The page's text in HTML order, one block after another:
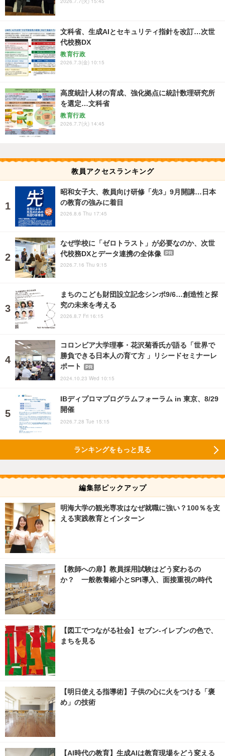
文科省、生成AIとセキュリティ指針を改訂…次世
代校務DX
教育行政
2026.7.3(金) 10:15
高度統計人材の育成、強化拠点に統計数理研究所
を選定…文科省
教育行政
2026.7.7(火) 14:45
教員アクセスランキング
昭和女子大、教員向け研修「先3」9月開講…日本
の教育の強みに着目
2026.8.6 Thu 17:45
なぜ学校に「ゼロトラスト」が必要なのか、次世
代校務DXとデータ連携の全体像
PR
2026.7.16 Thu 9:15
まちのこども財団設立記念シンポ9/6…創造性と探
究の未来を考える
2026.8.7 Fri 16:15
コロンビア大学理事・花沢菊香氏が語る「世界で
勝負できる日本人の育て方 」リシードセミナーレ
ポート
PR
2024.10.23 Wed 10:15
IBディプロマプログラムフォーラム in 東京、8/29
開催
2026.7.28 Tue 15:15
ランキングをもっと見る
編集部ピックアップ
明海大学の観光専攻はなぜ就職に強い？100％を支
える実践教育とインターン
【教師への扉】教員採用試験はどう変わるの
か？ 一般教養縮小とSPI導入、面接重視の時代
【図工でつながる社会】セブン‐イレブンの色で、
まちを見る
【明日使える指導術】子供の心に火をつける「褒
め」の技術
【AI時代の教育】生成AIは教育現場をどう変える